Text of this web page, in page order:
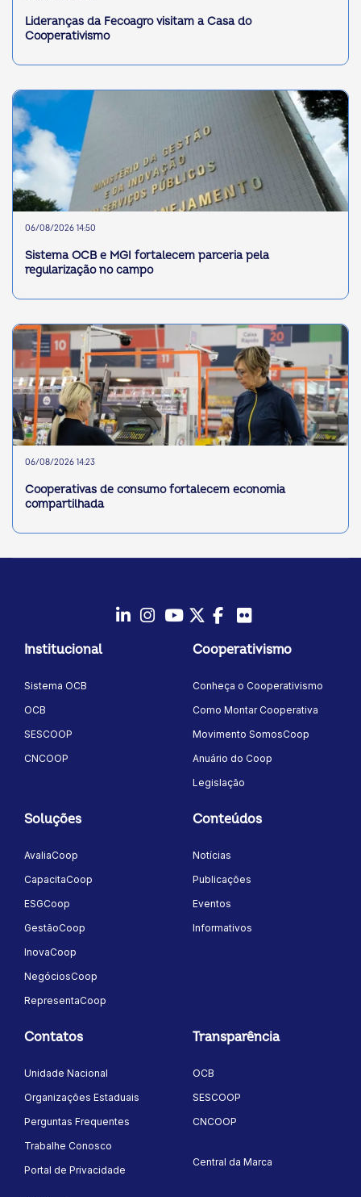
Lideranças da Fecoagro visitam a Casa do
Cooperativismo
06/08/2026 14:50
Sistema OCB e MGI fortalecem parceria pela
regularização no campo
06/08/2026 14:23
Cooperativas de consumo fortalecem economia
compartilhada
Instagram
YoutubeTwitter/X
Facebook
Institucional
Sistema OCB
OCB
SESCOOP
CNCOOP
Cooperativismo
Conheça o Cooperativismo
Como Montar Cooperativa
Movimento SomosCoop
Anuário do Coop
Legislação
Soluções
AvaliaCoop
CapacitaCoop
ESGCoop
GestãoCoop
InovaCoop
NegóciosCoop
RepresentaCoop
Conteúdos
Notícias
Publicações
Eventos
Informativos
Contatos
Unidade Nacional
Organizações Estaduais
Perguntas Frequentes
Trabalhe Conosco
Portal de Privacidade
Transparência
OCB
SESCOOP
CNCOOP
Central da Marca